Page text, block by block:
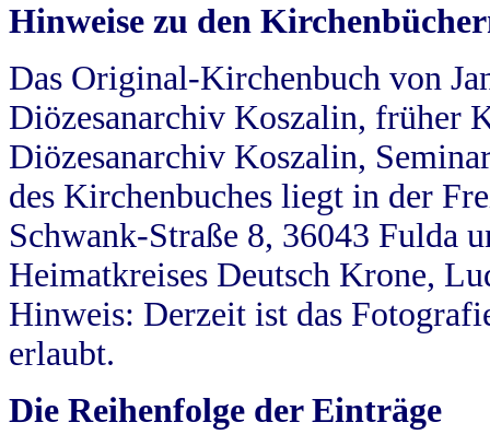
Hinweise zu den
Das Original-Kirchenbuch von
Diözesanarchiv Koszalin, früher
Diözesanarchiv Koszalin,
des Kirchenbuches liegt in der
Schwank-Straße 8, 36043 Fulda
Heimatkreises Deutsch Krone,
Hinweis: Derzeit ist das
erlaubt.
Die Reihenfolge der Einträge